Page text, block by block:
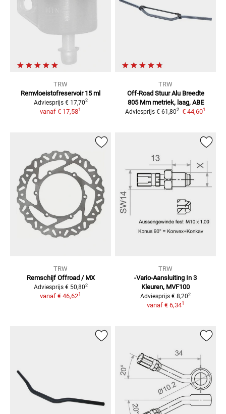
TRW
Remvloeistofreservoir 15 ml
Adviesprijs € 17,702
vanaf € 17,581
TRW
Off-Road Stuur Alu Breedte
805 Mm metriek, laag, ABE
Adviesprijs € 61,802 € 44,601
TRW
Remschijf Offroad / MX
Adviesprijs € 50,802
vanaf € 46,621
TRW
-Vario-Aansluiting In 3
Kleuren, MVF100
Adviesprijs € 8,202
vanaf € 6,341